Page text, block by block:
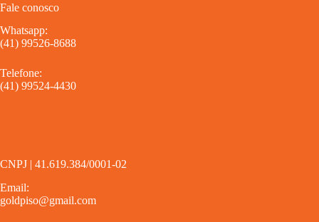
Fale conosco
Whatsapp:
(41) 99526-8688
Telefone:
(41) 99524-4430
CNPJ | 41.619.384/0001-02
Email:
goldpiso@gmail.com